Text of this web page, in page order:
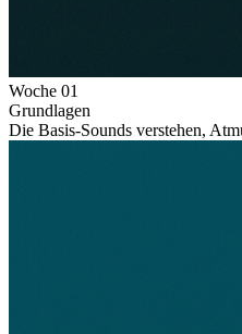
Woche 01
Grundlagen
Die Basis-Sounds verstehen,